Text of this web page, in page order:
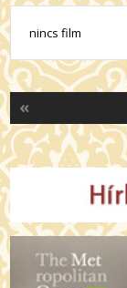
nincs film
«